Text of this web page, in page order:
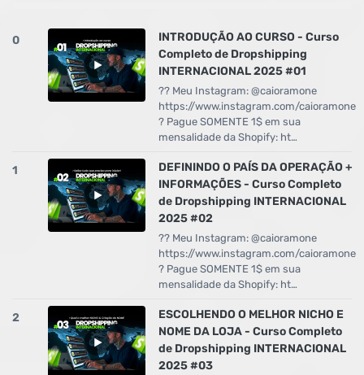
0
INTRODUÇÃO AO CURSO - Curso
Completo de Dropshipping
INTERNACIONAL 2025 #01
?? Meu Instagram: @caioramone
https://www.instagram.com/caioramone
? Pague SOMENTE 1$ em sua
mensalidade da Shopify: ht…
1
DEFININDO O PAÍS DA OPERAÇÃO +
INFORMAÇÕES - Curso Completo
de Dropshipping INTERNACIONAL
2025 #02
?? Meu Instagram: @caioramone
https://www.instagram.com/caioramone
? Pague SOMENTE 1$ em sua
mensalidade da Shopify: ht…
2
ESCOLHENDO O MELHOR NICHO E
NOME DA LOJA - Curso Completo
de Dropshipping INTERNACIONAL
2025 #03